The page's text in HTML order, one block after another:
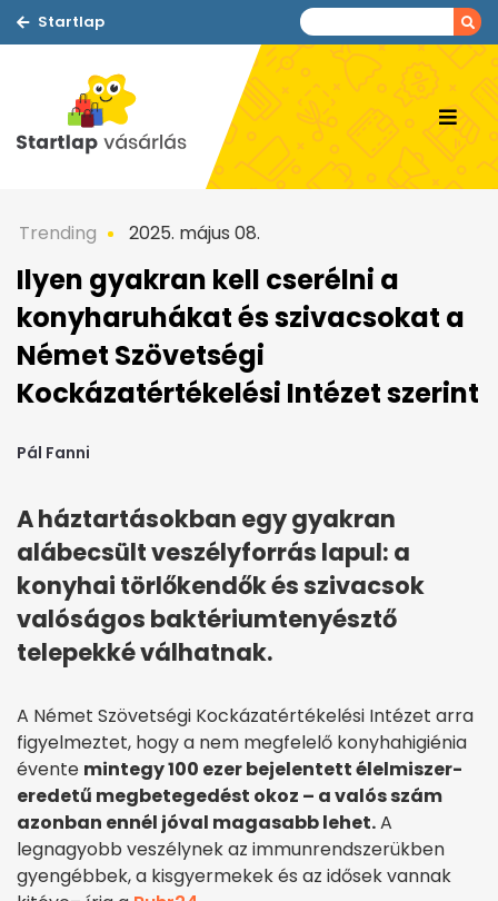
Startlap
Trending 2025. május 08.
Ilyen gyakran kell cserélni a
konyharuhákat és szivacsokat a
Német Szövetségi
Kockázatértékelési Intézet szerint
Pál Fanni
A háztartásokban egy gyakran
alábecsült veszélyforrás lapul: a
konyhai törlőkendők és szivacsok
valóságos baktériumtenyésztő
telepekké válhatnak.
A Német Szövetségi Kockázatértékelési Intézet arra
figyelmeztet, hogy a nem megfelelő konyhahigiénia
évente mintegy 100 ezer bejelentett élelmiszer-
eredetű megbetegedést okoz – a valós szám
azonban ennél jóval magasabb lehet.A
legnagyobb veszélynek az immunrendszerükben
gyengébbek, a kisgyermekek és az idősek vannak